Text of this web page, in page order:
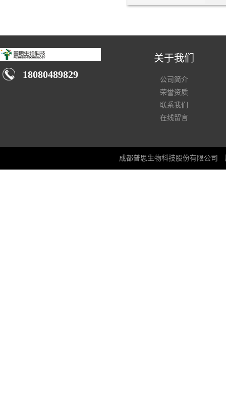
18080489829
关于我们
公司简介
荣誉资质
联系我们
在线留言
成都普思生物科技股份有限公司